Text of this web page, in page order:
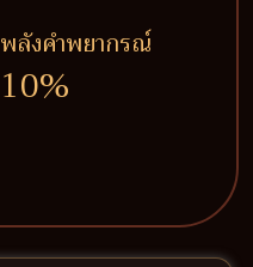
พลังคำพยากรณ์
10%